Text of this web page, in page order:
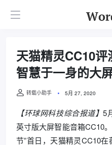
天猫精灵CC10
智慧于一身的大
转载小助手 5月 27, 2020
【环球网科技综合报道】5
英寸版大屏智能音箱CC10
节”首日，天猫精灵CC10